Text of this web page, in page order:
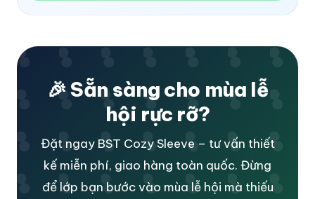
🎉 Sẵn sàng cho mùa lễ
hội rực rỡ?
Đặt ngay BST Cozy Sleeve – tư vấn thiết
kế miễn phí, giao hàng toàn quốc. Đừng
để lớp bạn bước vào mùa lễ hội mà thiếu